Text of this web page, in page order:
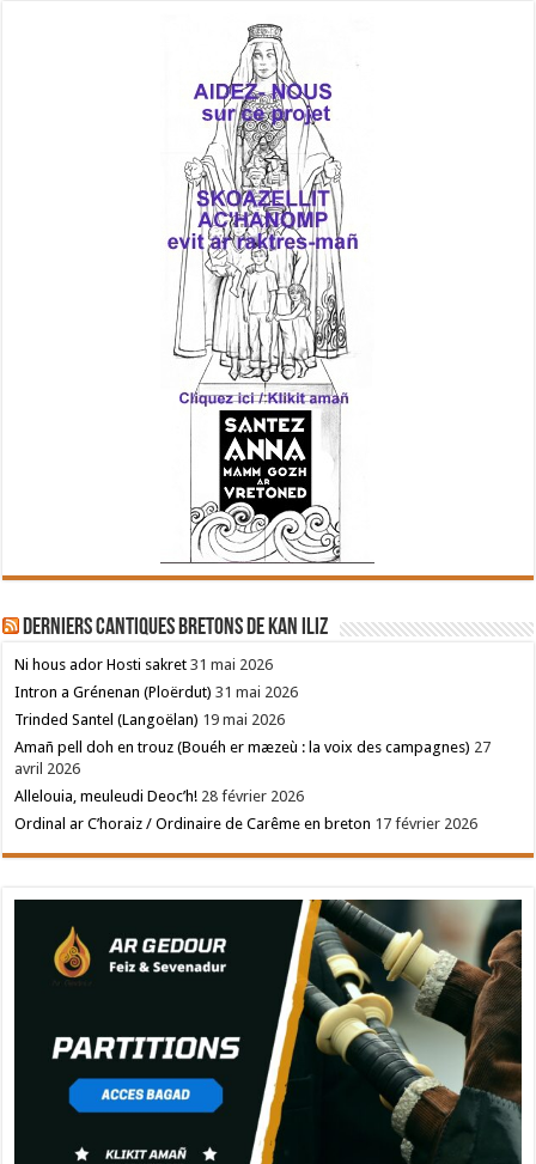
Derniers cantiques bretons de Kan Iliz
Ni hous ador Hosti sakret 31 mai 2026
Intron a Grénenan (Ploërdut) 31 mai 2026
Trinded Santel (Langoëlan) 19 mai 2026
Amañ pell doh en trouz (Bouéh er mæzeù : la voix des campagnes) 27
avril 2026
Allelouia, meuleudi Deoc’h! 28 février 2026
Ordinal ar C’horaiz / Ordinaire de Carême en breton 17 février 2026